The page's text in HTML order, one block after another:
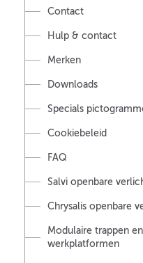
Contact
Hulp & contact
Merken
Downloads
Specials
Cookiebeleid
FAQ
Salvi openbare
Chrysalis openbare
Modulaire trappen en
werkplatformen